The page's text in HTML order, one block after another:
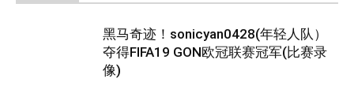
黑马奇迹！sonicyan0428(年轻人队）
夺得FIFA19 GON欧冠联赛冠军(比赛录
像)